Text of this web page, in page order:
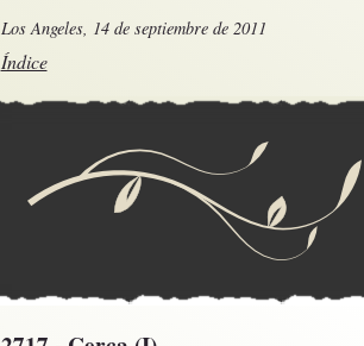
Los Angeles, 14 de septiembre de 2011
Índice